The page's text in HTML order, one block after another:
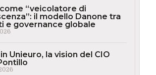
come “veicolatore di
il modello Danone tra
e governance globale
in Unieuro, la vision del CIO